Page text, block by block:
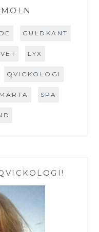
GULDKANT
LYX
QVICKOLOGI
SPA